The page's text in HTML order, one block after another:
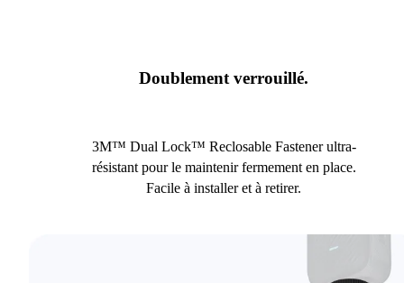
Doublement verrouillé.
3M™ Dual Lock™ Reclosable Fastener ultra-
résistant pour le maintenir fermement en place.
Facile à installer et à retirer.